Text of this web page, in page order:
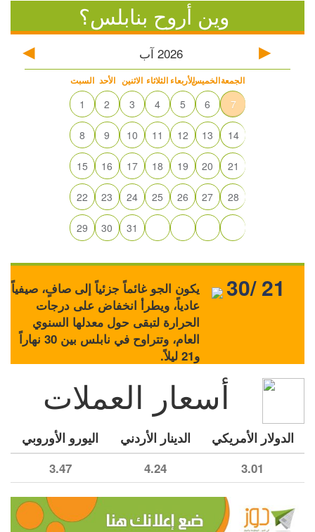
وين أروح بنابلس؟
2026 آب
السبت الأحد الاثنين الثلاثاء الأربعاءالخميسالجمعة
1 2 3 4 5 6 7
8 9 10 11 12 13 14
15 16 17 18 19 20 21
22 23 24 25 26 27 28
29 30 31
يكون الجو غائماً جزئياً إلى صافٍ، صيفياً
عادياً، ويطرأ انخفاض على درجات
الحرارة لتبقى حول معدلها السنوي
العام، وتتراوح في نابلس بين 30 نهاراً
و21 ليلاً.
30/ 21
أسعار العملات
الدولار الأمريكي الدينار الأردني اليورو الأوروبي
3.01
4.24
3.47